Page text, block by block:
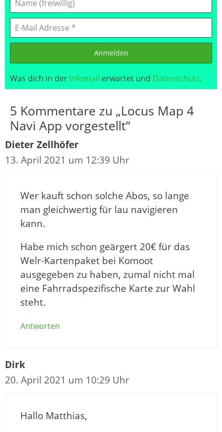
Anmelden
Was dich in der Infomail erwartet und Datenschutz.
5 Kommentare zu „Locus Map 4
Navi App vorgestellt“
Dieter Zellhöfer
13. April 2021 um 12:39 Uhr
Wer kauft schon solche Abos, so lange
man gleichwertig für lau navigieren
kann.
Habe mich schon geärgert 20€ für das
Welr-Kartenpaket bei Komoot
ausgegeben zu haben, zumal nicht mal
eine Fahrradspezifische Karte zur Wahl
steht.
Antworten
Dirk
20. April 2021 um 10:29 Uhr
Hallo Matthias,